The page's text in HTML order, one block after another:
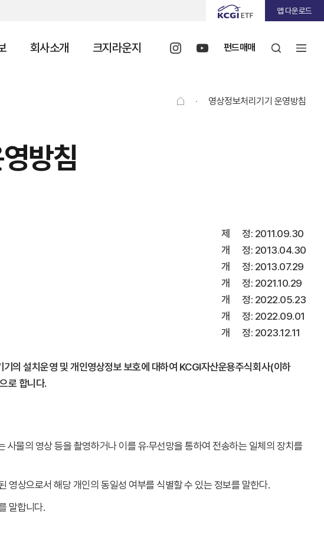
앱 다운로드
회사소개 크지라운지 펀드매매
· 영상정보처리기기 운영방침
방침
제 정: 2011.09.30
개 정: 2013.04.30
개 정: 2013.07.29
개 정: 2021.10.29
개 정: 2022.05.23
개 정: 2022.09.01
개 정: 2023.12.11
의 설치운영 및 개인영상정보 보호에 대하여 KCGI자산운용주식회사(이하
로 합니다.
물의 영상 등을 촬영하거나 이를 유·무선망을 통하여 전송하는 일체의 장치를
영상으로서 해당 개인의 동일성 여부를 식별할 수 있는 정보를 말한다.
말합니다.